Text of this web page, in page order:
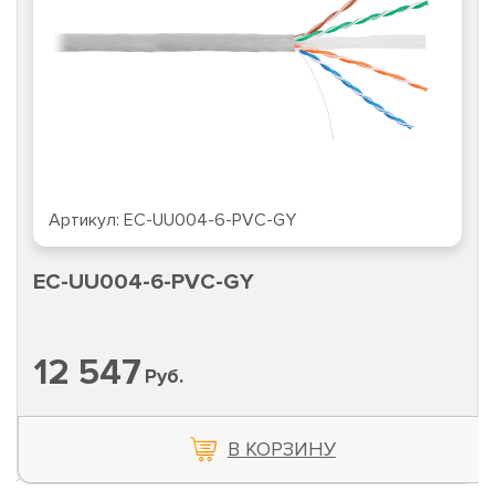
Артикул: EC-UU004-6-PVC-GY
EC-UU004-6-PVC-GY
12 547 Руб.
В КОРЗИНУ